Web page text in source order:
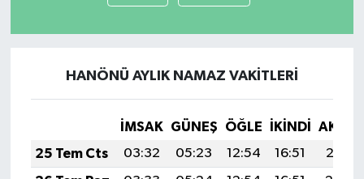
HANÖNÜ AYLIK NAMAZ VAKITLERI
İMSAK GÜNEŞ ÖĞLE İKINDI
25 Tem Cts
03:32 05:23 12:54 16:51
20:15